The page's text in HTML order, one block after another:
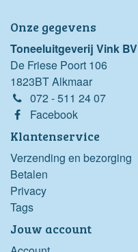
Onze gegevens
Toneeluitgeverij Vink BV
De Friese Poort 106
1823BT Alkmaar
072 - 511 24 07
Facebook
Klantenservice
Verzending en bezorging
Betalen
Privacy
Tags
Jouw account